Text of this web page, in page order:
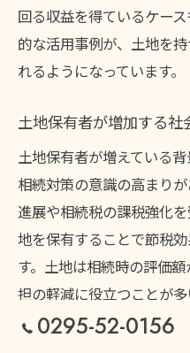
回る収益を得ているケー
的な活用事例が、土地を
れるようになっています。
土地保有者が増加する社
土地保有者が増えている
相続対策の意識の高まり
進展や相続税の課税強化
地を保有することで節税
す。土地は相続時の評価額
担の軽減に役立つことが多
さらに、近年は「土地持
0295-52-0156